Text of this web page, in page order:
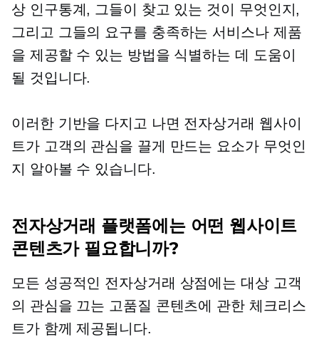
상 인구통계, 그들이 찾고 있는 것이 무엇인지,
그리고 그들의 요구를 충족하는 서비스나 제품
을 제공할 수 있는 방법을 식별하는 데 도움이
될 것입니다.
이러한 기반을 다지고 나면 전자상거래 웹사이
트가 고객의 관심을 끌게 만드는 요소가 무엇인
지 알아볼 수 있습니다.
전자상거래 플랫폼에는 어떤 웹사이트
콘텐츠가 필요합니까?
모든 성공적인 전자상거래 상점에는 대상 고객
의 관심을 끄는 고품질 콘텐츠에 관한 체크리스
트가 함께 제공됩니다.